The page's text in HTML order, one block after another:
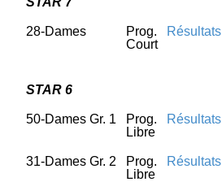
28-Dames
Prog.
Court
Résultats
STAR 6
50-Dames Gr. 1
Prog.
Libre
Résultats
31-Dames Gr. 2
Prog.
Libre
Résultats